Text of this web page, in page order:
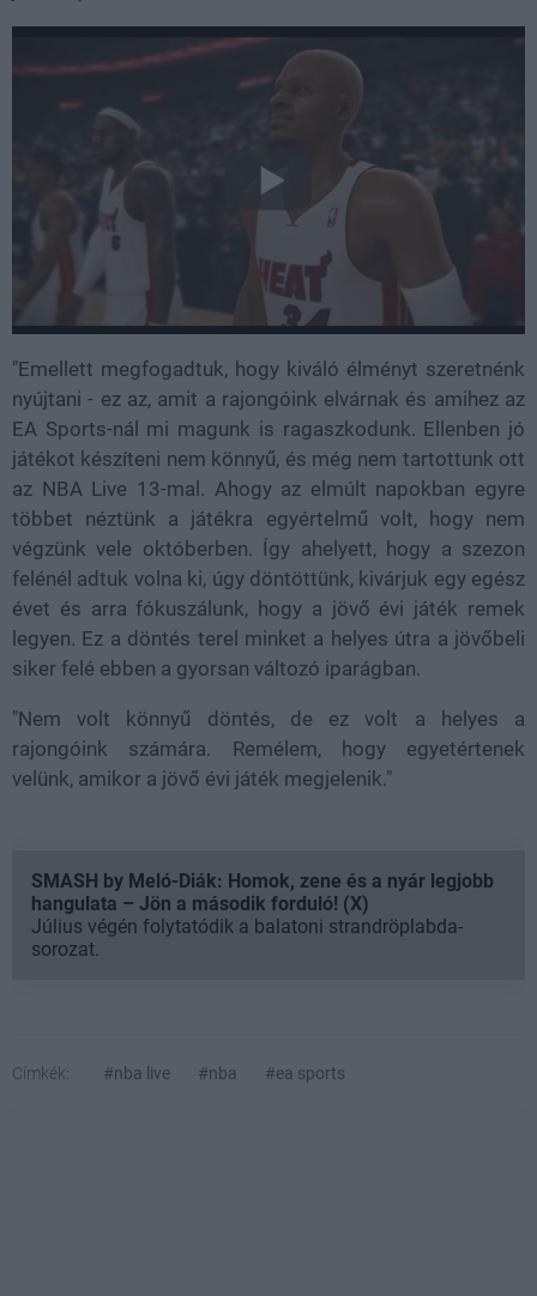
"Emellett megfogadtuk, hogy kiváló élményt szeretnénk
nyújtani - ez az, amit a rajongóink elvárnak és amihez az
EA Sports-nál mi magunk is ragaszkodunk. Ellenben jó
játékot készíteni nem könnyű, és még nem tartottunk ott
az NBA Live 13-mal. Ahogy az elmúlt napokban egyre
többet néztünk a játékra egyértelmű volt, hogy nem
végzünk vele októberben. Így ahelyett, hogy a szezon
felénél adtuk volna ki, úgy döntöttünk, kivárjuk egy egész
évet és arra fókuszálunk, hogy a jövő évi játék remek
legyen. Ez a döntés terel minket a helyes útra a jövőbeli
siker felé ebben a gyorsan változó iparágban.
"Nem volt könnyű döntés, de ez volt a helyes a
rajongóink számára. Remélem, hogy egyetértenek
velünk, amikor a jövő évi játék megjelenik."
SMASH by Meló-Diák: Homok, zene és a nyár legjobb
hangulata – Jön a második forduló! (X)
Július végén folytatódik a balatoni strandröplabda-
sorozat.
Címkék: #nba live #nba #ea sports